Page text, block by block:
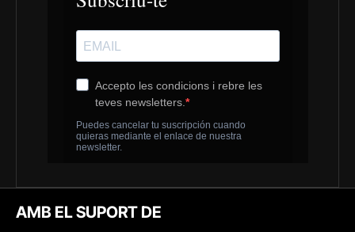
AMB EL SUPORT DE